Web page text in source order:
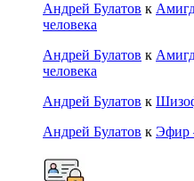
Андрей Булатов к
человека
Андрей Булатов к
человека
Андрей Булатов к
Андрей Булатов к Эфир